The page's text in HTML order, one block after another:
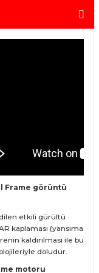
her türlü bakım ve
Frame görüntü
etkili gürültü
kaplaması (yansıma
kaldırılması ile bu
doludur.
motoru